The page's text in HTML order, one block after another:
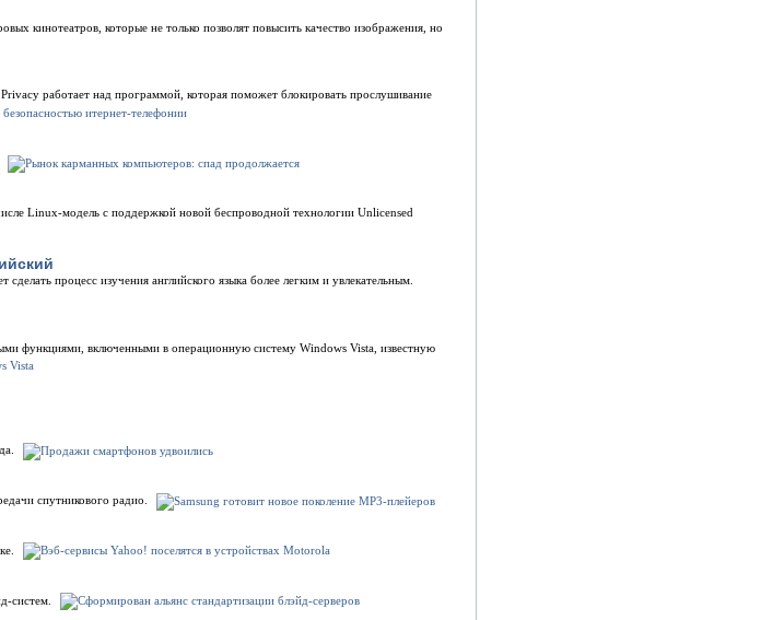
кинотеатров, которые не только позволят повысить качество изображения, но
работает над программой, которая поможет блокировать прослушивание
Linux-модель с поддержкой новой беспроводной технологии Unlicensed
процесс изучения английского языка более легким и увлекательным.
функциями, включенными в операционную систему Windows Vista, известную
спутникового радио.
систем.